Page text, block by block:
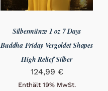
Silbermünze 1 oz 7 Days
Buddha Friday Vergoldet Shapes
High Relief Silber
124,99 €
Enthält 19% MwSt.